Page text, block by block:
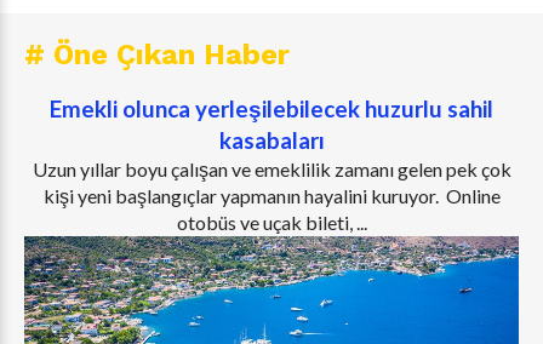
# Öne Çıkan Haber
Emekli olunca yerleşilebilecek huzurlu sahil
kasabaları
Uzun yıllar boyu çalışan ve emeklilik zamanı gelen pek çok
kişi yeni başlangıçlar yapmanın hayalini kuruyor. Online
otobüs ve uçak bileti, ...